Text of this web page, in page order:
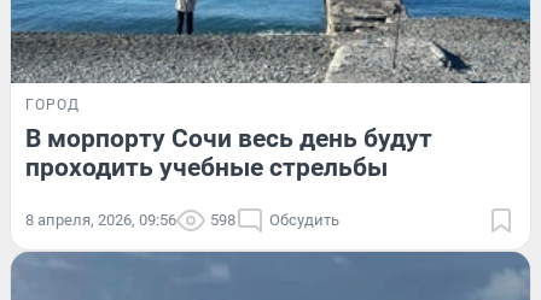
ГОРОД
В морпорту Сочи весь день будут
проходить учебные стрельбы
8 апреля, 2026, 09:56 598 Обсудить